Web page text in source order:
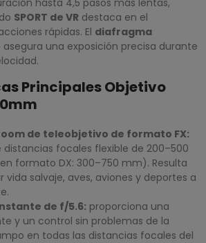
SPORT de VR destaca en el
rápidas. El diafragma
asegura una exposición precisa durante
Principales Objetivo
de teleobjetivo de formato FX:
focales flexible de 200–500
formato DX: 300–750 mm). Resulta
vida salvaje, aves, aviones y deportes a
de f/5.6: proporciona una
y un control sin problemas de la
en todas las distancias focales del